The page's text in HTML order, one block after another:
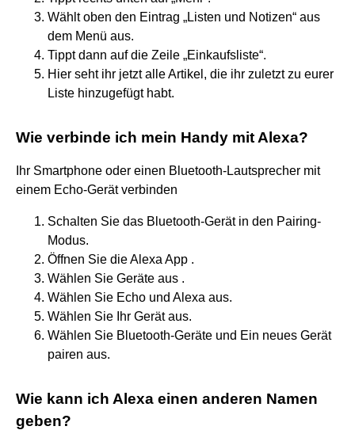
Wählt oben den Eintrag „Listen und Notizen“ aus
dem Menü aus.
Tippt dann auf die Zeile „Einkaufsliste“.
Hier seht ihr jetzt alle Artikel, die ihr zuletzt zu eurer
Liste hinzugefügt habt.
Wie verbinde ich mein Handy mit Alexa?
Ihr Smartphone oder einen Bluetooth-Lautsprecher mit
einem Echo-Gerät verbinden
Schalten Sie das Bluetooth-Gerät in den Pairing-
Modus.
Öffnen Sie die Alexa App .
Wählen Sie Geräte aus .
Wählen Sie Echo und Alexa aus.
Wählen Sie Ihr Gerät aus.
Wählen Sie Bluetooth-Geräte und Ein neues Gerät
pairen aus.
Wie kann ich Alexa einen anderen Namen
geben?